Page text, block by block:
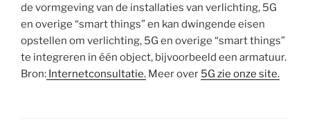
de vormgeving van de installaties van verlichting, 5G
en overige “smart things” en kan dwingende eisen
opstellen om verlichting, 5G en overige “smart things”
te integreren in één object, bijvoorbeeld een armatuur.
Bron: Internetconsultatie. Meer over 5G zie onze site.